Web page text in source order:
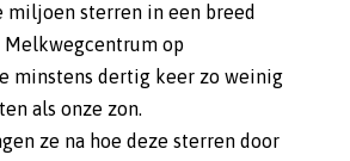
miljoen sterren in een breed
op
minstens dertig keer zo weinig
als onze zon.
ze na hoe deze sterren door